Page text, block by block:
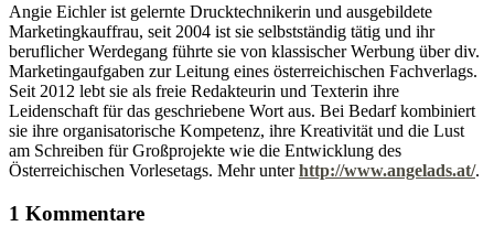
Angie Eichler ist gelernte Drucktechnikerin und ausgebildete
Marketingkauffrau, seit 2004 ist sie selbstständig tätig und ihr
beruflicher Werdegang führte sie von klassischer Werbung über div.
Marketingaufgaben zur Leitung eines österreichischen Fachverlags.
Seit 2012 lebt sie als freie Redakteurin und Texterin ihre
Leidenschaft für das geschriebene Wort aus. Bei Bedarf kombiniert
sie ihre organisatorische Kompetenz, ihre Kreativität und die Lust
am Schreiben für Großprojekte wie die Entwicklung des
Österreichischen Vorlesetags. Mehr unterhttp://www.angelads.at/.
1 Kommentare